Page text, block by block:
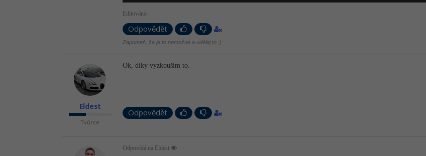
Editováno
Odpovědět
Zapomeň, že je to nemožné a udělej to ;)
Eldest
Tvůrce
Ok, díky vyzkouším to.
Odpovědět
Odpovídá na Eldest